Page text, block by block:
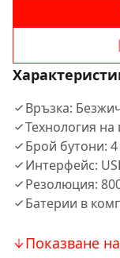
Връзка:
Технология
Брой бутони: 4
Интерфейс:
Резолюция:
Батерии в
Показване